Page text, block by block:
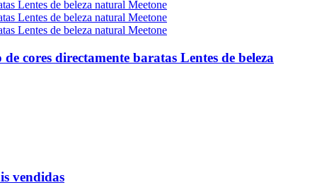
cores directamente baratas Lentes de beleza
vendidas